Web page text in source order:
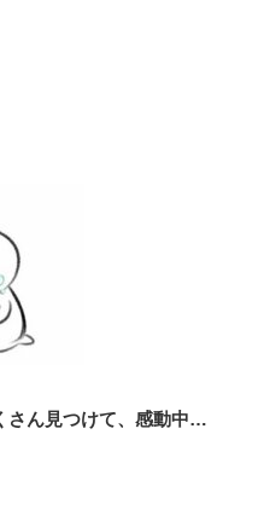
さん見つけて、感動中…